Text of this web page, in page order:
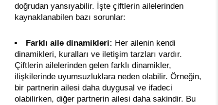
doğrudan yansıyabilir. İşte çiftlerin ailelerinden
kaynaklanabilen bazı sorunlar:
Farklı aile dinamikleri: Her ailenin kendi
dinamikleri, kuralları ve iletişim tarzları vardır.
Çiftlerin ailelerinden gelen farklı dinamikler,
ilişkilerinde uyumsuzluklara neden olabilir. Örneğin,
bir partnerin ailesi daha duygusal ve ifadeci
olabilirken, diğer partnerin ailesi daha sakindir. Bu